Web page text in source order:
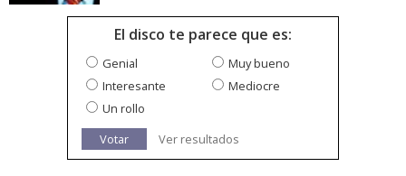
El disco te parece que es:
Genial
Muy bueno
Interesante
Mediocre
Un rollo
Votar
Ver resultados